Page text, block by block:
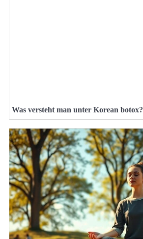
Was versteht man unter Korean botox?